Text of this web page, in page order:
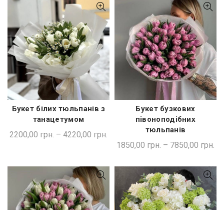
ШВИДКА ПОКУПКА
Букет білих тюльпанів з
танацетумом
2200,00 грн. – 4220,00 грн.
ШВИДКА ПОКУПКА
Букет бузкових
півоноподібних
тюльпанів
1850,00 грн. – 7850,00 грн.